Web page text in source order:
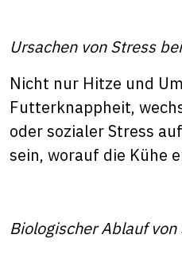
Ursachen von Stress
Nicht nur Hitze und
Futterknappheit,
oder sozialer Stress
sein, worauf die Kühe
Biologischer Ablauf